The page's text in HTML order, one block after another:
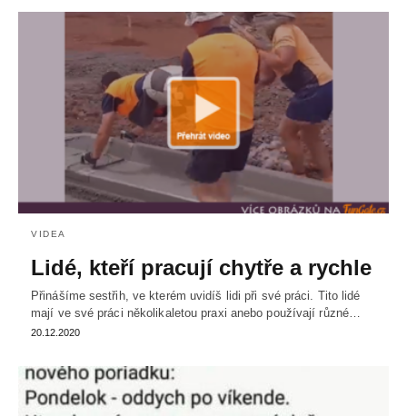
VIDEA
Lidé, kteří pracují chytře a rychle
Přinášíme sestřih, ve kterém uvidíš lidi při své práci. Tito lidé
mají ve své práci několikaletou praxi anebo používají různé…
20.12.2020